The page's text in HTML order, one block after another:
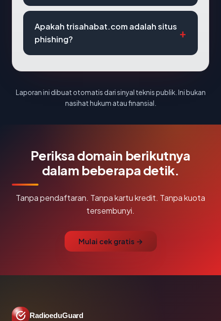
Apakah trisahabat.com adalah situs
phishing?
Laporan ini dibuat otomatis dari sinyal teknis publik. Ini bukan
nasihat hukum atau finansial.
Periksa domain berikutnya
dalam beberapa detik.
Tanpa pendaftaran. Tanpa kartu kredit. Tanpa kuota
tersembunyi.
Mulai cek gratis →
RadioeduGuard